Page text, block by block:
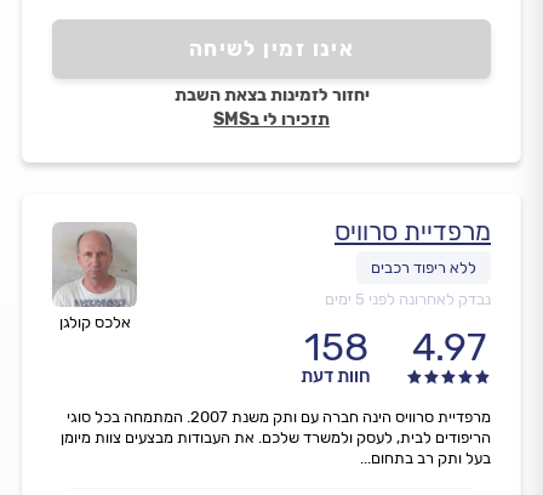
אינו זמין לשיחה
יחזור לזמינות בצאת השבת
תזכירו לי בSMS
אלכס קולגן
מרפדיית סרוויס
נבדק לאחרונה לפני 5 ימים
4.97
158
חוות דעת
מרפדיית סרוויס הינה חברה עם ותק משנת 2007. המתמחה בכל סוגי
הריפודים לבית, לעסק ולמשרד שלכם. את העבודות מבצעים צוות מיומן
בעל ותק רב בתחום...